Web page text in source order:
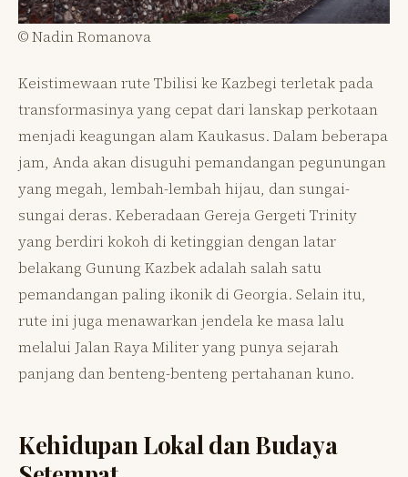
© Nadin Romanova
Keistimewaan rute Tbilisi ke Kazbegi terletak pada
transformasinya yang cepat dari lanskap perkotaan
menjadi keagungan alam Kaukasus. Dalam beberapa
jam, Anda akan disuguhi pemandangan pegunungan
yang megah, lembah-lembah hijau, dan sungai-
sungai deras. Keberadaan Gereja Gergeti Trinity
yang berdiri kokoh di ketinggian dengan latar
belakang Gunung Kazbek adalah salah satu
pemandangan paling ikonik di Georgia. Selain itu,
rute ini juga menawarkan jendela ke masa lalu
melalui Jalan Raya Militer yang punya sejarah
panjang dan benteng-benteng pertahanan kuno.
Kehidupan Lokal dan Budaya